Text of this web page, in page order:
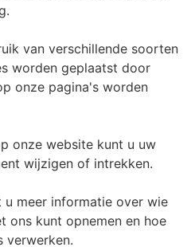
van verschillende soorten
worden geplaatst door
onze pagina's worden
onze website kunt u uw
wijzigen of intrekken.
meer informatie over wie
ons kunt opnemen en hoe
verwerken.